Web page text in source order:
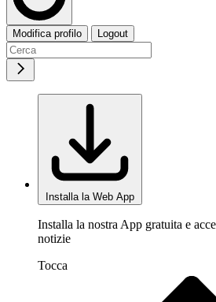
Modifica profilo Logout
Installa la Web App
Installa la nostra App gratuita e
notizie
Tocca